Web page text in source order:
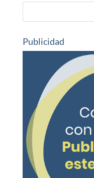
Publicidad